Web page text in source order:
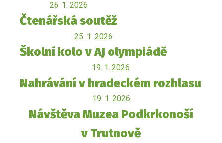
26. 1. 2026
Čtenářská soutěž
25. 1. 2026
Školní kolo v AJ olympiádě
19. 1. 2026
Nahrávání v hradeckém rozhlasu
19. 1. 2026
Návštěva Muzea Podkrkonoší
v Trutnově